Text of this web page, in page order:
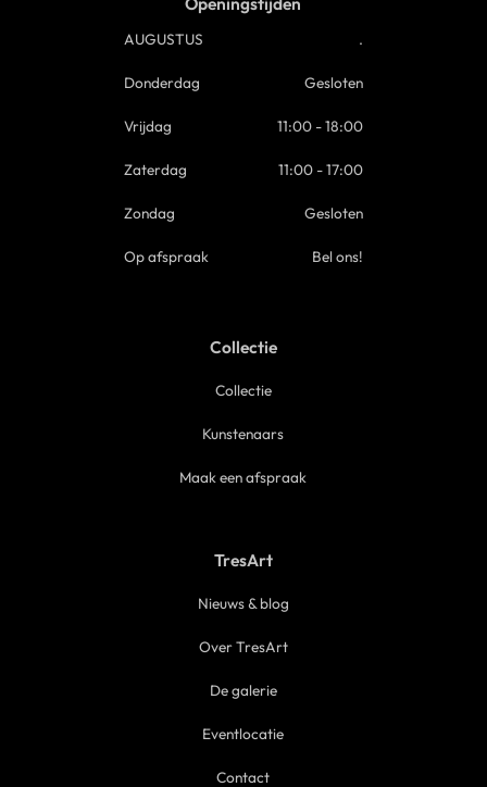
AUGUSTUS .
Donderdag Gesloten
Vrijdag 11:00 - 18:00
Zaterdag 11:00 - 17:00
Zondag Gesloten
Op afspraak Bel ons!
Collectie
Collectie
Kunstenaars
Maak een afspraak
TresArt
Nieuws & blog
Over TresArt
De galerie
Eventlocatie
Contact